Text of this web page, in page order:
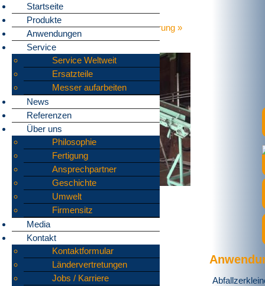
Home»Anwendungen»Vorzerkleinerung »
Japan
Startseite
Produkte
Anwendungen
Service
Service Weltweit
Ersatzteile
Messer aufarbeiten
News
Referenzen
Über uns
Philosophie
Fertigung
Ansprechpartner
Geschichte
Umwelt
Firmensitz
Media
Kontakt
Kontaktformular
Ländervertretungen
Jobs / Karriere